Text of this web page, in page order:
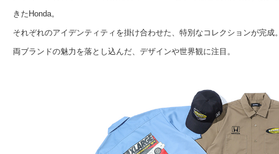
きたHonda。
それぞれのアイデンティティを掛け合わせた、特別なコレクションが完成。
両ブランドの魅力を落とし込んだ、デザインや世界観に注目。